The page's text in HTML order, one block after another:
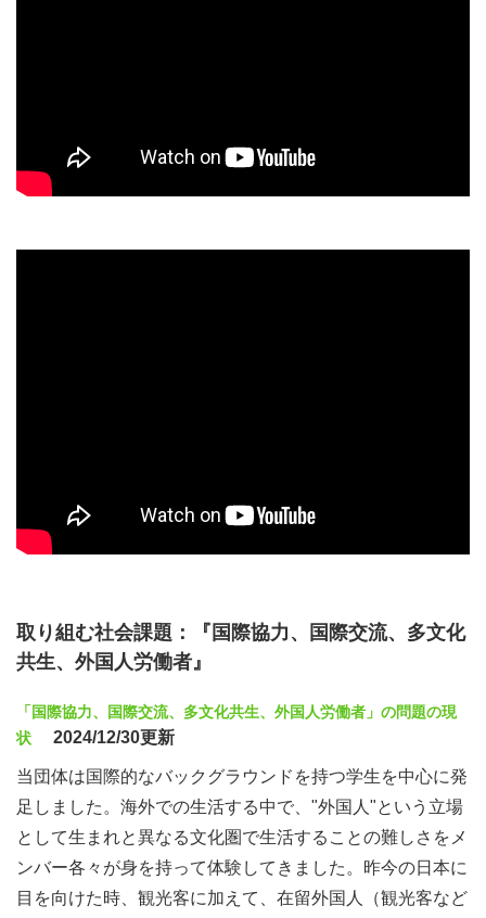
取り組む社会課題：『国際協力、国際交流、多文化
共生、外国人労働者』
「国際協力、国際交流、多文化共生、外国人労働者」の問題の現
状
2024/12/30更新
当団体は国際的なバックグラウンドを持つ学生を中心に発
足しました。海外での生活する中で、"外国人"という立場
として生まれと異なる文化圏で生活することの難しさをメ
ンバー各々が身を持って体験してきました。昨今の日本に
目を向けた時、観光客に加えて、在留外国人（観光客など